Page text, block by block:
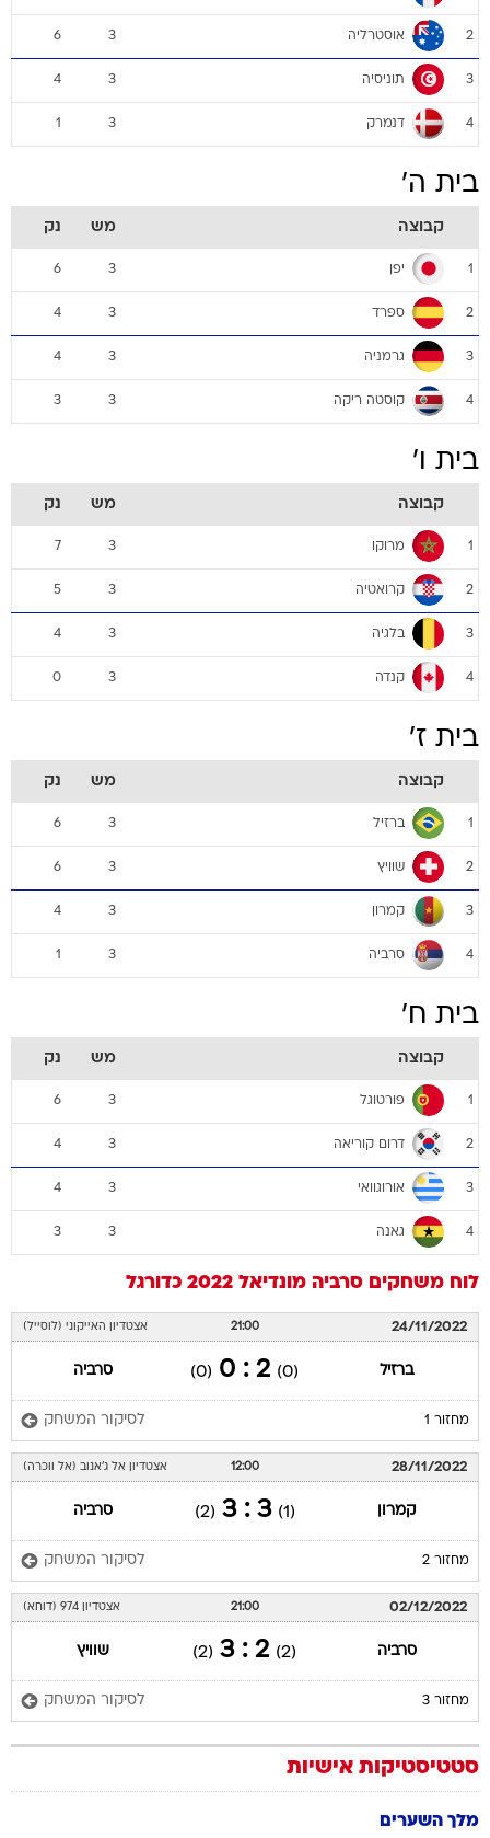
2 אוסטרליה 3
6
3 תוניסיה 3
4
4 דנמרק 3
1
בית ה'
קבוצה מש נק
1 יפן 3
6
2 ספרד 3
4
3 גרמניה 3
4
4 קוסטה ריקה 3
3
בית ו'
קבוצה מש נק
1 מרוקו 3
7
2 קרואטיה 3
5
3 בלגיה 3
4
4 קנדה 3
0
בית ז'
קבוצה מש נק
1 ברזיל 3
6
2 שוויץ 3
6
3 קמרון 3
4
4 סרביה 3
1
בית ח'
קבוצה מש נק
1 פורטוגל 3
6
2 דרום קוריאה 3
4
3 אורוגוואי 3
4
4 גאנה 3
3
לוח משחקים סרביה מונדיאל 2022 כדורגל
24/11/2022
21:00 אצטדיון האייקוני (לוסייל)
ברזיל (0)
2 : 0
(0) סרביה
מחזור 1 לסיקור המשחק
28/11/2022
12:00 אצטדיון אל ג'אנוב (אל ווכרה)
קמרון (1)
3 : 3
(2) סרביה
מחזור 2 לסיקור המשחק
02/12/2022
21:00 אצטדיון 974 (דוחא)
סרביה (2)
2 : 3
(2) שוויץ
מחזור 3 לסיקור המשחק
סטטיסטיקות אישיות
מלך השערים